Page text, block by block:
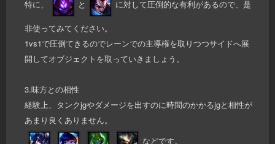
特に、 と に対して圧倒的な有利があるので、是
非使ってみてください。
1vs1で圧倒てきるのでレーンでの主導権を取りつつサイドへ展
開してオブジェクトを取っていきましょう。
3.味方との相性
経験上、タンクjgやダメージを出すのに時間のかかるjgと相性が
あまり良くありません。
などです。